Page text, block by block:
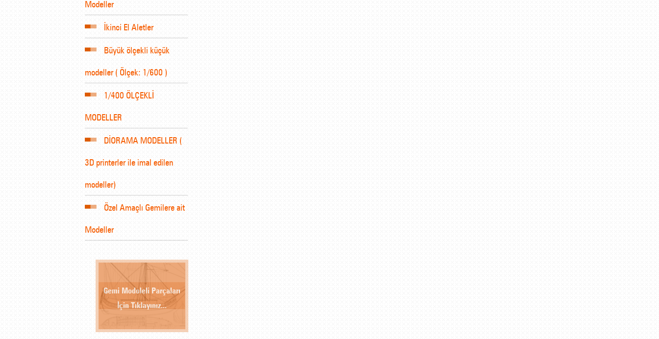
Modeller
İkinci El Aletler
Büyük ölçekli küçük
modeller ( Ölçek: 1/600 )
1/400 ÖLÇEKLİ
MODELLER
DİORAMA MODELLER (
3D printerler ile imal edilen
modeller)
Özel Amaçlı Gemilere ait
Modeller
Gemi Modoleli Parçaları
İçin Tıklayınız...